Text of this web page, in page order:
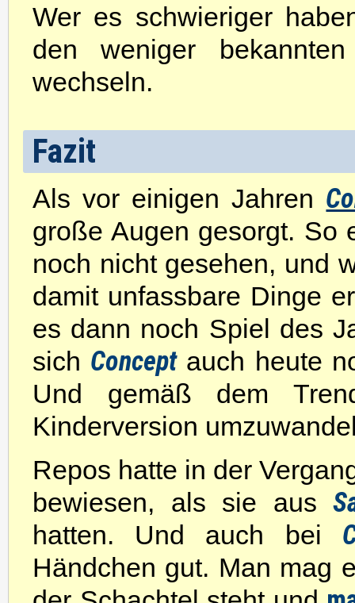
Wer es schwieriger
den weniger
wechseln.
Fazit
Als vor einigen Jahren
große Augen gesorgt. So
noch nicht gesehen, und
damit unfassbare Dinge
es dann noch Spiel des
sich Conceptauch heute
Und gemäß dem
Kinderversion
Repos hatte in der
bewiesen, als sie aus
hatten. Und auch bei
Händchen gut. Man mag